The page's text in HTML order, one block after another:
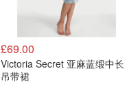
£69.00
Victoria Secret 亚麻蓝缎中长
吊带裙